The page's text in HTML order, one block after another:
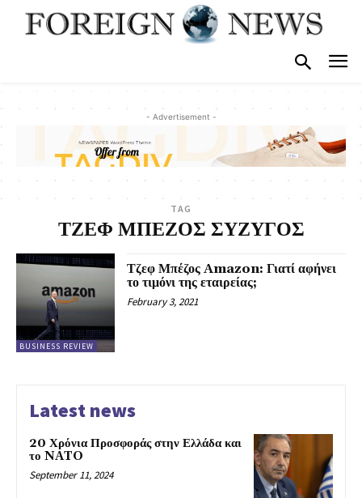
- Advertisement -
TAG
ΤΖΕΦ ΜΠΕΖΟΣ ΣΥΖΥΓΟΣ
BUSINESS REVIEW
Τζεφ Μπέζος Amazon: Γιατί αφήνει
το τιμόνι της εταιρείας;
February 3, 2021
Latest news
20 Χρόνια Προσφοράς στην Ελλάδα και
το NATO
September 11, 2024